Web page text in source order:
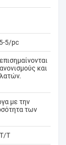
5/pc
και
με την
των
T